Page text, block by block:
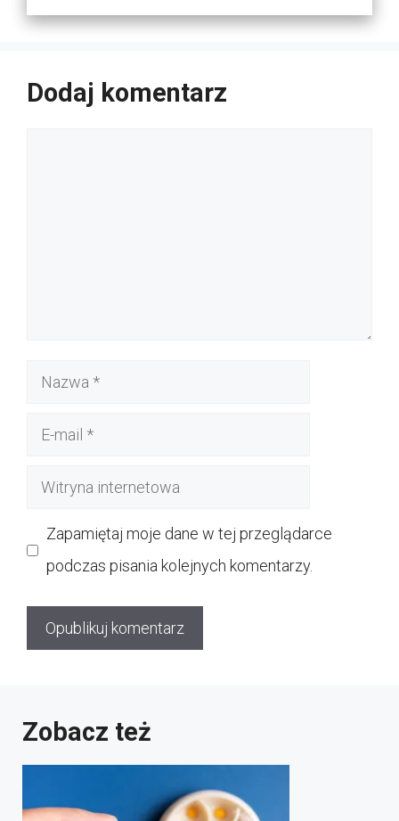
Dodaj komentarz
Nazwa
Witryna
Zapamiętaj moje dane w tej przeglądarce
podczas pisania kolejnych komentarzy.
Zobacz też